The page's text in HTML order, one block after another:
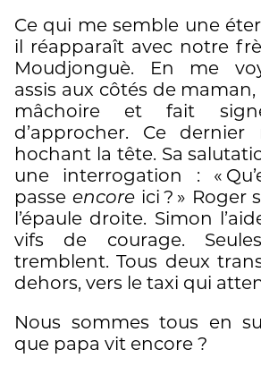
Ce qui me semble une
il réapparaît avec notre
Moudjonguè. En me
assis aux côtés de maman,
mâchoire et fait
d’approcher. Ce
hochant la tête. Sa
une interrogation : «
passe encoreici ? » Roger
l’épaule droite. Simon
vifs de courage.
tremblent. Tous deux
dehors, vers le taxi qui
Nous sommes tous en
que papa vit encore ?